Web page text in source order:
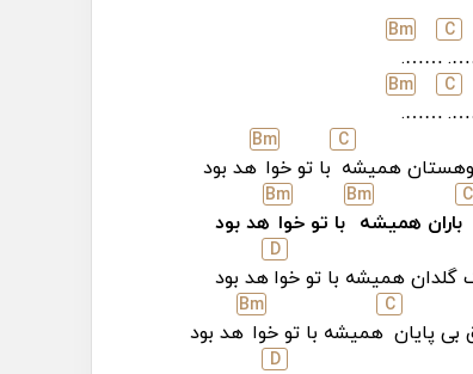
C
…….
Bm
C
…….
Bm
همیشه
C
با تو خوا
Bm
هد بود
C
باران همیشه
Bm
با تو خوا
Bm
هد بود
گلدان همیشه با تو خوا
D
هد بود
پایان
C
همیشه با تو خوا
Bm
هد بود
D